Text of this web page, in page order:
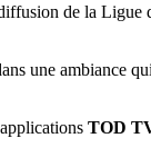
de la
une ambiance
TOD